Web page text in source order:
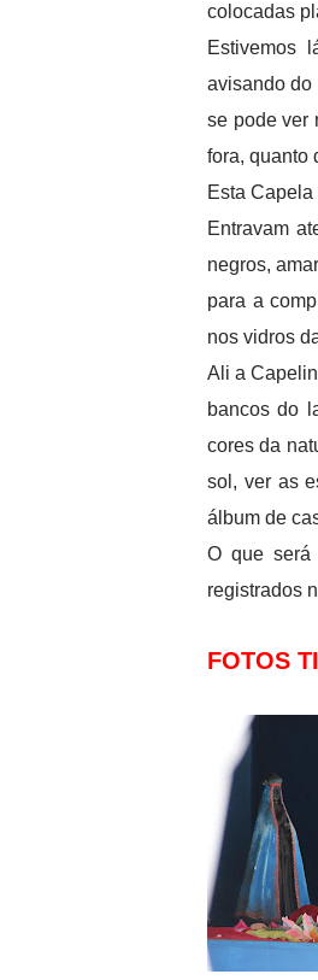
colocadas
Estivemos
avisando do
se pode ver
fora, quanto
Esta
Entravam
negros,
para a
nos vidros
Ali a
bancos do
cores da
sol, ver as
álbum de
O que será
registrados
FOTOS